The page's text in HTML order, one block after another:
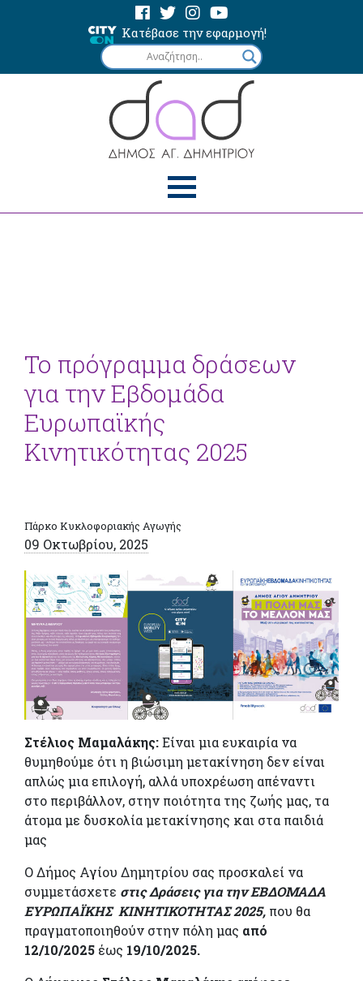
Κατέβασε την εφαρμογή!
Το πρόγραμμα δράσεων
για την Εβδομάδα
Ευρωπαϊκής
Κινητικότητας 2025
Πάρκο Κυκλοφοριακής Αγωγής
09 Οκτωβρίου, 2025
Στέλιος Μαμαλάκης:Είναι μια ευκαιρία να
θυμηθούμε ότι η βιώσιμη μετακίνηση δεν είναι
απλώς μια επιλογή, αλλά υποχρέωση απέναντι
στο περιβάλλον, στην ποιότητα της ζωής μας, τα
άτομα με δυσκολία μετακίνησης και στα παιδιά
μας
Ο Δήμος Αγίου Δημητρίου σας προσκαλεί να
συμμετάσχετε στις Δράσεις για την ΕΒΔΟΜΑΔΑ
ΕΥΡΩΠΑΪΚΗΣ ΚΙΝΗΤΙΚΟΤΗΤΑΣ 2025, που θα
πραγματοποιηθούν στην πόλη μας από
12/10/2025 έως 19/10/2025.